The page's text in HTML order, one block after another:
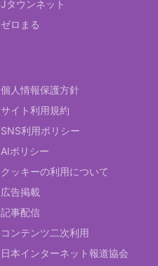
Jタウンネット
ゼロまる
個人情報保護方針
サイト利用規約
SNS利用ポリシー
AIポリシー
クッキーの利用について
広告掲載
記事配信
コンテンツ二次利用
日本インターネット報道協会